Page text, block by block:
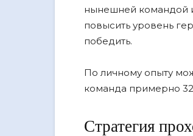
нынешней командой и
повысить уровень
победить.
По личному опыту
команда примерно
Стратегия